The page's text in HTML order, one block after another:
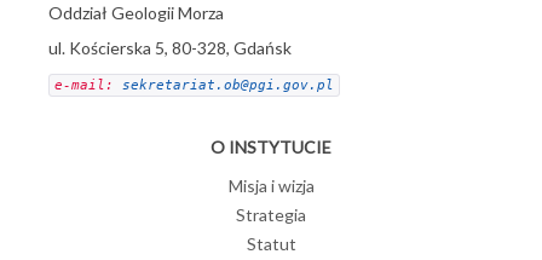
Oddział Geologii Morza
ul. Kościerska 5, 80-328, Gdańsk
e-mail: sekretariat.ob@pgi.gov.pl
O INSTYTUCIE
Misja i wizja
Strategia
Statut